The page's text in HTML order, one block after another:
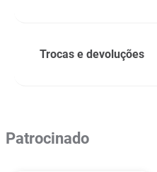
Trocas e devoluções
Patrocinado